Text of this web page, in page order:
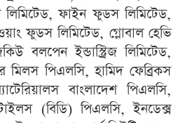
লিমিটেড, ফাইন ফুডস লিমিটেড,
ফুডস লিমিটেড, গ্লোবাল হেভি
বলপেন ইন্ডাস্ট্রিজ লিমিটেড,
মিলস পিএলসি, হামিদ ফেব্রিকস
বাংলাদেশ পিএলসি,
(বিডি) পিএলসি, ইনডেক্স